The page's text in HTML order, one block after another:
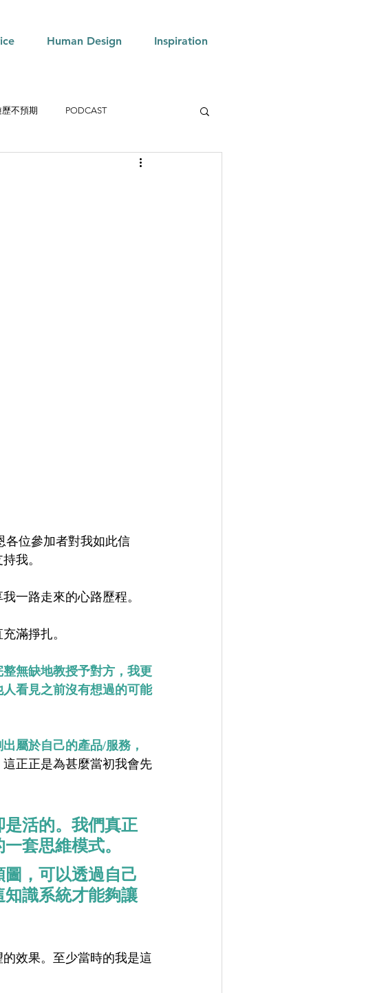
Human Design Inspiration
歷不預期 PODCAST
各位參加者對我如此信
我。
一路走來的心路歷程。
滿掙扎。
無缺地教授予對方，我更
看見之前沒有想過的可能
屬於自己的產品/服務，
這正正是為甚麼當初我會先
活的。我們真正
套思維模式。
，可以透過自己
識系統才能夠讓
效果。至少當時的我是這